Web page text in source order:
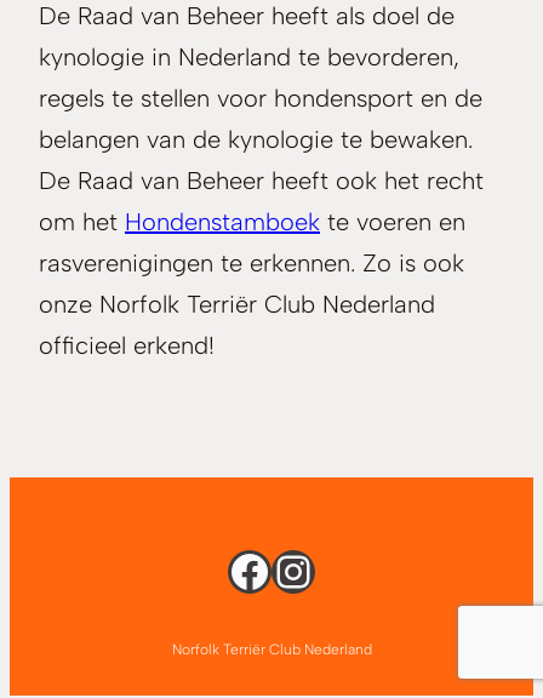
De Raad van Beheer heeft als doel de
kynologie in Nederland te bevorderen,
regels te stellen voor hondensport en de
belangen van de kynologie te bewaken.
De Raad van Beheer heeft ook het recht
om het Hondenstamboek te voeren en
rasverenigingen te erkennen. Zo is ook
onze Norfolk Terriër Club Nederland
officieel erkend!
Facebook
Instagram
Norfolk Terriër Club Nederland